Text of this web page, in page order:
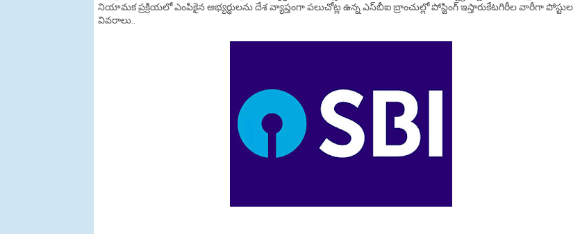
నియామక ప్రక్రియలో ఎంపికైన అభ్యర్థులను దేశ వ్యాప్తంగా పలుచోట్ల ఉన్న ఎస్‌బీఐ బ్రాంచుల్లో పోస్టింగ్‌ ఇస్తారుకేటగిరీల వారీగా పోస్టుల
వివరాలు..